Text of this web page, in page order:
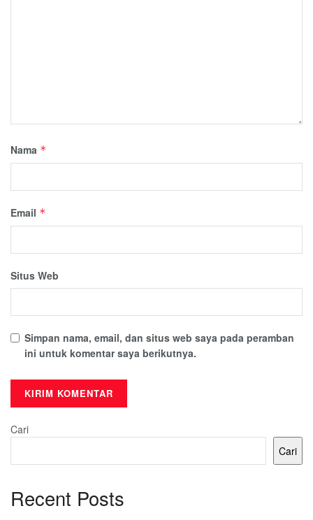
Nama *
Email *
Situs Web
Simpan nama, email, dan situs web saya pada peramban
ini untuk komentar saya berikutnya.
Cari
Cari
Recent Posts